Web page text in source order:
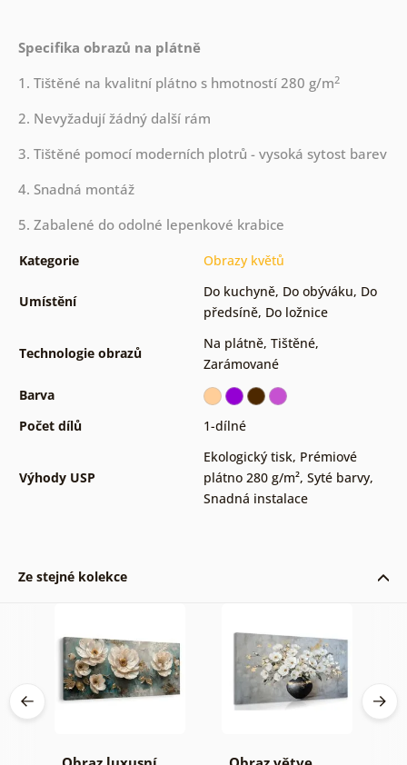
Specifika obrazů na plátně
1. Tištěné na kvalitní plátno s hmotností 280 g/m2
2. Nevyžadují žádný další rám
3. Tištěné pomocí moderních plotrů - vysoká sytost barev
4. Snadná montáž
5. Zabalené do odolné lepenkové krabice
Kategorie Obrazy květů
Umístění
Do kuchyně, Do obýváku, Do
předsíně, Do ložnice
Technologie obrazů
Na plátně, Tištěné,
Zarámované
Barva
Počet dílů
1-dílné
Výhody USP
Ekologický tisk, Prémiové
plátno 280 g/m², Syté barvy,
Snadná instalace
Ze stejné kolekce